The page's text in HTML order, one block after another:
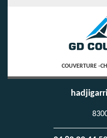
COUVERTURE -